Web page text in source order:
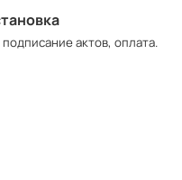
актов, оплата.